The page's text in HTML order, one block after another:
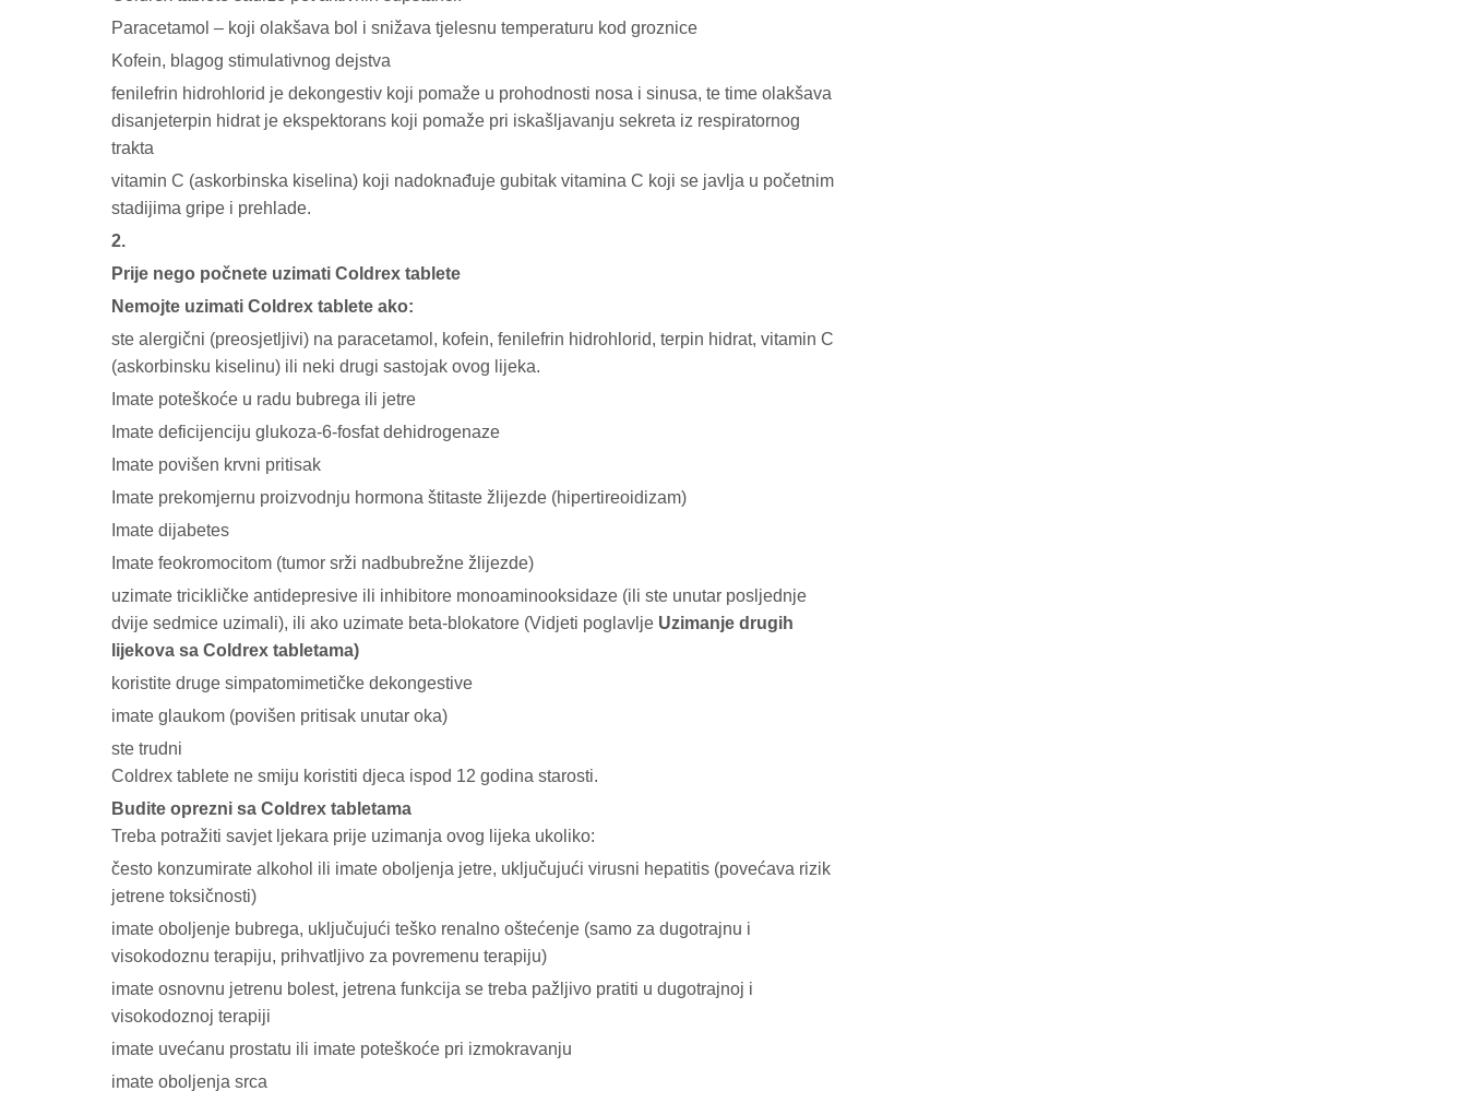
Paracetamol – koji olakšava bol i snižava tjelesnu temperaturu kod groznice
Kofein, blagog stimulativnog dejstva
fenilefrin hidrohlorid je dekongestiv koji pomaže u prohodnosti nosa i sinusa, te time olakšava
disanjeterpin hidrat je ekspektorans koji pomaže pri iskašljavanju sekreta iz respiratornog
trakta
vitamin C (askorbinska kiselina) koji nadoknađuje gubitak vitamina C koji se javlja u početnim
stadijima gripe i prehlade.
2.
Prije nego počnete uzimati Coldrex tablete
Nemojte uzimati Coldrex tablete ako:
ste alergični (preosjetljivi) na paracetamol, kofein, fenilefrin hidrohlorid, terpin hidrat, vitamin C
(askorbinsku kiselinu) ili neki drugi sastojak ovog lijeka.
Imate poteškoće u radu bubrega ili jetre
Imate deficijenciju glukoza-6-fosfat dehidrogenaze
Imate povišen krvni pritisak
Imate prekomjernu proizvodnju hormona štitaste žlijezde (hipertireoidizam)
Imate dijabetes
Imate feokromocitom (tumor srži nadbubrežne žlijezde)
uzimate tricikličke antidepresive ili inhibitore monoaminooksidaze (ili ste unutar posljednje
dvije sedmice uzimali), ili ako uzimate beta-blokatore (Vidjeti poglavlje Uzimanje drugih
lijekova sa Coldrex tabletama)
koristite druge simpatomimetičke dekongestive
imate glaukom (povišen pritisak unutar oka)
ste trudni
Coldrex tablete ne smiju koristiti djeca ispod 12 godina starosti.
Budite oprezni sa Coldrex tabletama
Treba potražiti savjet ljekara prije uzimanja ovog lijeka ukoliko:
često konzumirate alkohol ili imate oboljenja jetre, uključujući virusni hepatitis (povećava rizik
jetrene toksičnosti)
imate oboljenje bubrega, uključujući teško renalno oštećenje (samo za dugotrajnu i
visokodoznu terapiju, prihvatljivo za povremenu terapiju)
imate osnovnu jetrenu bolest, jetrena funkcija se treba pažljivo pratiti u dugotrajnoj i
visokodoznoj terapiji
imate uvećanu prostatu ili imate poteškoće pri izmokravanju
imate oboljenja srca